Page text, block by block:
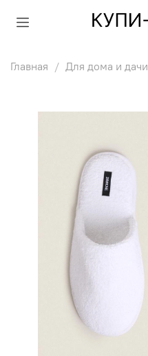
Главная Для дома и дачи